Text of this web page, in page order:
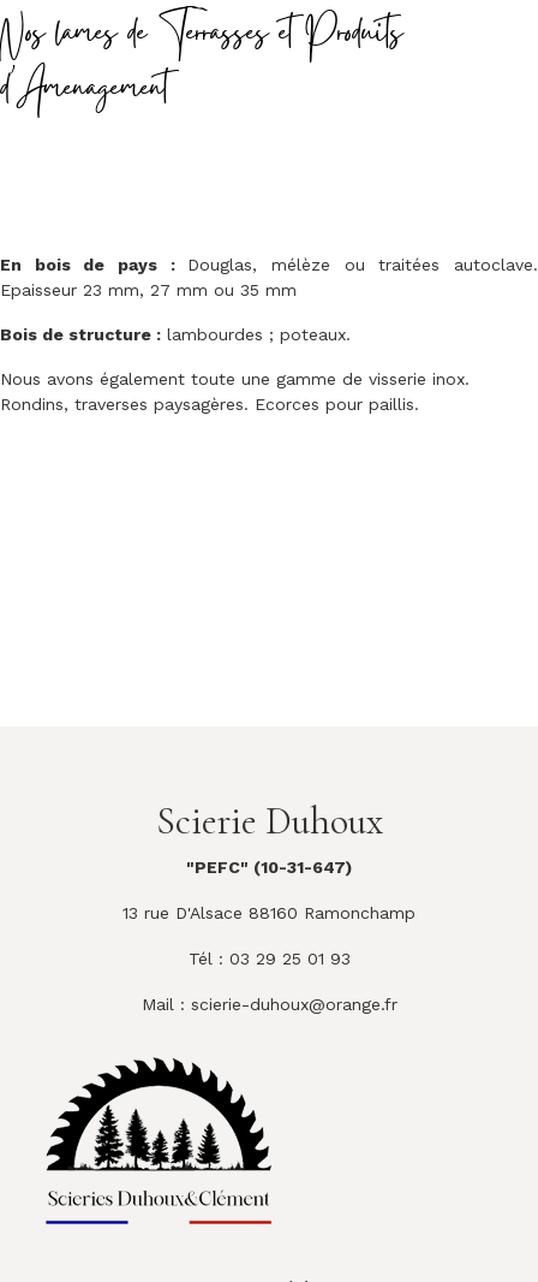
Nos lames de Terrasses et Produits
d'Amenagement
En bois de pays : Douglas, mélèze ou traitées autoclave.
Epaisseur 23 mm, 27 mm ou 35 mm
Bois de structure : lambourdes ; poteaux.
Nous avons également toute une gamme de visserie inox.
Rondins, traverses paysagères. Ecorces pour paillis.
Scierie Duhoux
"PEFC" (10-31-647)
13 rue D'Alsace 88160 Ramonchamp
Tél : 03 29 25 01 93
Mail : scierie-duhoux@orange.fr